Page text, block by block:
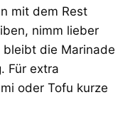
mit dem Rest
nimm lieber
bleibt die Marinade
Für extra
oder Tofu kurze